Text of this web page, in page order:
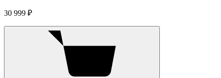
30 999 ₽